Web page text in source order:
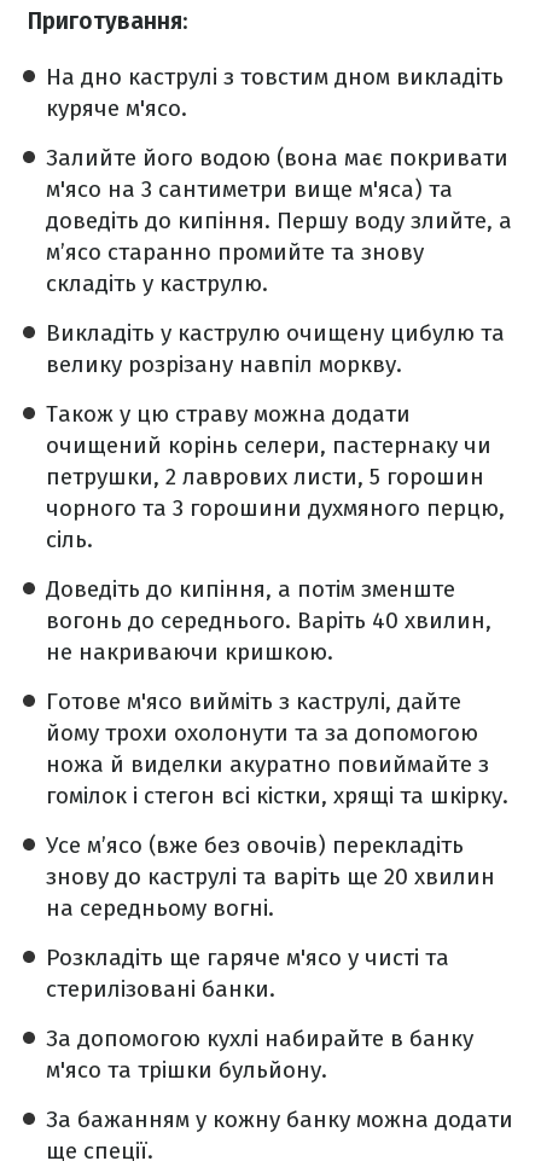
Приготування:
На дно каструлі з товстим дном викладіть
куряче м'ясо.
Залийте його водою (вона має покривати
м'ясо на 3 сантиметри вище м'яса) та
доведіть до кипіння. Першу воду злийте, а
м’ясо старанно промийте та знову
складіть у каструлю.
Викладіть у каструлю очищену цибулю та
велику розрізану навпіл моркву.
Також у цю страву можна додати
очищений корінь селери, пастернаку чи
петрушки, 2 лаврових листи, 5 горошин
чорного та 3 горошини духмяного перцю,
сіль.
Доведіть до кипіння, а потім зменште
вогонь до середнього. Варіть 40 хвилин,
не накриваючи кришкою.
Готове м'ясо вийміть з каструлі, дайте
йому трохи охолонути та за допомогою
ножа й виделки акуратно повиймайте з
гомілок і стегон всі кістки, хрящі та шкірку.
Усе м’ясо (вже без овочів) перекладіть
знову до каструлі та варіть ще 20 хвилин
на середньому вогні.
Розкладіть ще гаряче м'ясо у чисті та
стерилізовані банки.
За допомогою кухлі набирайте в банку
м'ясо та трішки бульйону.
За бажанням у кожну банку можна додати
ще спеції.